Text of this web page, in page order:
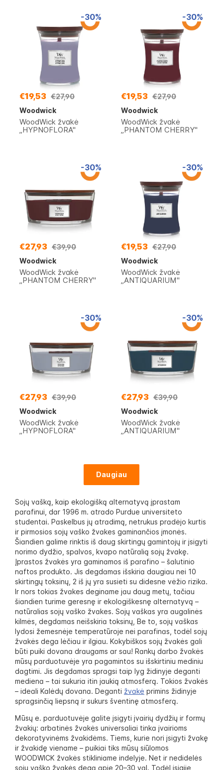
Sojų vašką, kaip ekologišką alternatyvą įprastam
parafinui, dar 1996 m. atrado Purdue universiteto
studentai. Paskelbus jų atradimą, netrukus pradėjo kurtis
ir pirmosios sojų vaško žvakes gaminančios įmonės.
Šiandien galime rinktis iš daug skirtingų gamintojų ir įsigyti
norimo dydžio, spalvos, kvapo natūralią sojų žvakę.
Įprastos žvakės yra gaminamos iš parafino – šalutinio
naftos produkto. Jis degdamas išskiria daugiau nei 10
skirtingų toksinų, 2 iš jų yra susieti su didesne vėžio rizika.
Ir nors tokias žvakes deginame jau daug metų, tačiau
šiandien turime geresnę ir ekologiškesnę alternatyvą –
natūralias sojų vaško žvakes. Sojų vaškas yra augalinės
kilmės, degdamas neišskiria toksinų, Be to, sojų vaškas
lydosi žemesnėje temperatūroje nei parafinas, todėl sojų
žvakės dega lėčiau ir ilgiau. Kokybiškos sojų žvakės gali
būti puiki dovana draugams ar sau! Rankų darbo žvakės
mūsų parduotuvėje yra pagamintos su išskirtiniu mediniu
dagtimi. Jis degdamas spragsi taip lyg židinyje deganti
mediena – tai sukuria itin jaukią atmosferą. Tokios žvakės
– ideali Kalėdų dovana. Deganti žvakė primins židinyje
spragsinčią liepsną ir sukurs šventinę atmosferą.
Mūsų e. parduotuvėje galite įsigyti įvairių dydžių ir formų
žvakių: arbatinės žvakės universaliai tinka įvairioms
dekoratyvinėms žvakidėms. Tiems, kurie nori įsigyti žvakę
ir žvakidę viename – puikiai tiks mūsų siūlomos
WOODWICK žvakės stikliniame indelyje. Net ir nedidelės
sojų vaško žvakės dega apie 20–30 val. Todėl įsigiję
-30%
€19,53 €27,90
Woodwick
WoodWick žvakė
„HYPNOFLORA"
-30%
€19,53 €27,90
Woodwick
WoodWick žvakė
„PHANTOM CHERRY"
-30%
€27,93 €39,90
Woodwick
WoodWick žvakė
„PHANTOM CHERRY"
-30%
€19,53 €27,90
Woodwick
WoodWick žvakė
„ANTIQUARIUM"
-30%
€27,93 €39,90
Woodwick
WoodWick žvakė
„HYPNOFLORA"
-30%
€27,93 €39,90
Woodwick
WoodWick žvakė
„ANTIQUARIUM"
Daugiau